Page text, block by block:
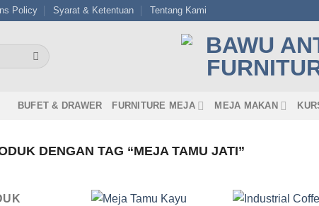
Policy Syarat & Ketentuan Tentang Kami
BUFET & DRAWER FURNITURE MEJA MEJA MAKAN
DENGAN TAG “MEJA TAMU JATI”